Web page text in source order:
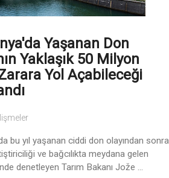
Yaşanan Don
Yaklaşık 50 Milyon
Yol Açabileceği
bu yıl yaşanan ciddi don olayından sonra
ve bağcılıkta meydana gelen
denetleyen Tarım Bakanı Jože ...